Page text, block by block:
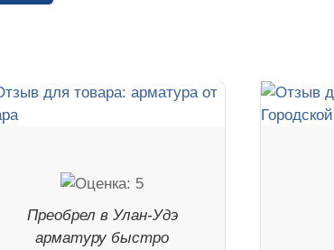
Преобрел в Улан-Удэ
арматуру быстро